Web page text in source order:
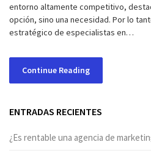
entorno altamente competitivo,
opción, sino una necesidad. Por lo
estratégico de especialistas en…
Continue Reading
ENTRADAS RECIENTES
¿Es rentable una agencia de